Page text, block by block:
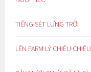
TIẾNG SÉT LƯNG TRỜI
LÊN FARM LÝ CHIỀU CHIỀU